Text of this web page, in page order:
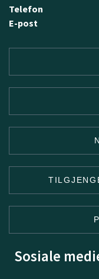
Telefon
E-post
Sosiale